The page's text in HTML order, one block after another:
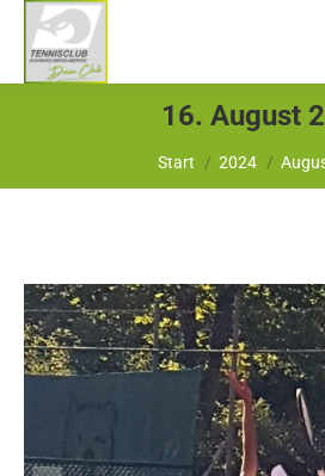
16. August
Sie befinden sich
Start 2024